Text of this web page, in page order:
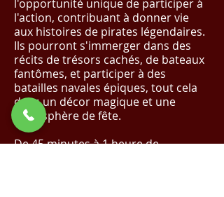
l'opportunité unique de participer à
l'action, contribuant à donner vie
aux histoires de pirates légendaires.
Ils pourront s'immerger dans des
récits de trésors cachés, de bateaux
fantômes, et participer à des
batailles navales épiques, tout cela
dans un décor magique et une
atmosphère de fête.
De 45 minutes à 1 heure de